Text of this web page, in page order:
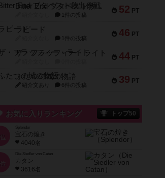
52 PT
Bitter End ブタペスト救出作戦
1件の投稿
46 PT
ラピード
1件の投稿
44 PT
ザ・フラッフィー・ライト
39 PT
ふたつの城の物語
紹介文あり 6件の投稿
お気に入りランキング トップ50
位
宝石の煌き
4040名
位
Die Siedler von Catan
カタン
3616名